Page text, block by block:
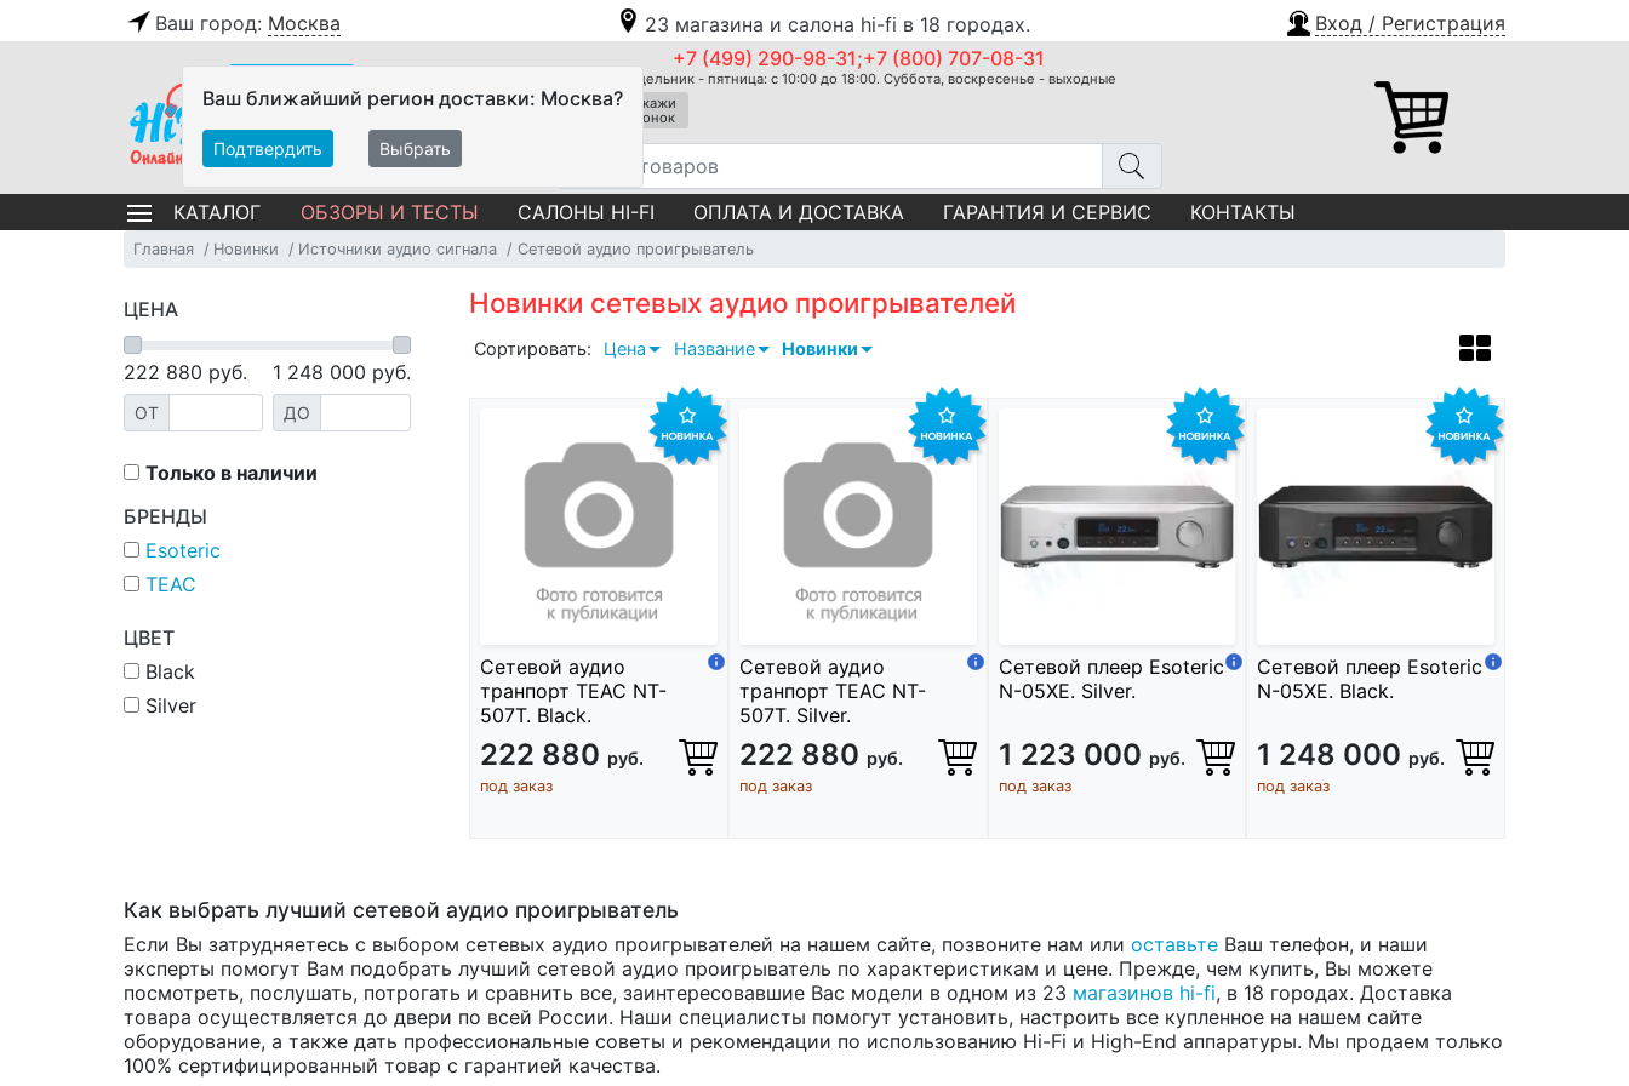
Ваш город: Москва 23 магазина и салона hi-fi в 18 городах. Вход / Регистрация
Ваш ближайший регион доставки: Москва?
Подтвердить Выбрать
+7 (499) 290-98-31;+7 (800) 707-08-31
Понедельник - пятница: с 10:00 до 18:00. Суббота, воскресенье - выходные
Закажи
звонок
КАТАЛОГ ОБЗОРЫ И ТЕСТЫ САЛОНЫ HI-FI ОПЛАТА И ДОСТАВКА ГАРАНТИЯ И СЕРВИС КОНТАКТЫ
Главная Новинки Источники аудио сигнала Сетевой аудио проигрыватель
Новинки сетевых аудио проигрывателей
Сортировать: Цена Название Новинки
Сетевой аудио
транпорт TEAC NT-
507T. Black.
222 880 руб.
под заказ
Сетевой аудио
транпорт TEAC NT-
507T. Silver.
222 880 руб.
под заказ
Сетевой плеер Esoteric
N-05XE. Silver.
1 223 000 руб.
под заказ
Сетевой плеер Esoteric
N-05XE. Black.
1 248 000 руб.
под заказ
ЦЕНА
222 880 руб. 1 248 000 руб.
ОТ ДО
Только в наличии
БРЕНДЫ
Esoteric
TEAC
ЦВЕТ
Black
Silver
Как выбрать лучший сетевой аудио проигрыватель
Если Вы затрудняетесь с выбором сетевых аудио проигрывателей на нашем сайте, позвоните нам или оставьте Ваш телефон, и наши
эксперты помогут Вам подобрать лучший сетевой аудио проигрыватель по характеристикам и цене. Прежде, чем купить, Вы можете
посмотреть, послушать, потрогать и сравнить все, заинтересовавшие Вас модели в одном из 23 магазинов hi-fi, в 18 городах. Доставка
товара осуществляется до двери по всей России. Наши специалисты помогут установить, настроить все купленное на нашем сайте
оборудование, а также дать профессиональные советы и рекомендации по использованию Hi-Fi и High-End аппаратуры. Мы продаем только
100% сертифицированный товар с гарантией качества.